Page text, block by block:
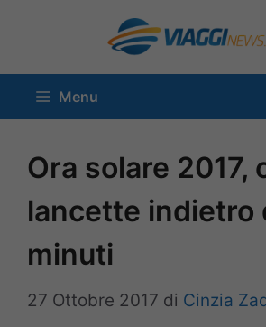
contenuto
Menu
Ora solare 2017,
lancette indietro
minuti
27 Ottobre 2017 di Cinzia